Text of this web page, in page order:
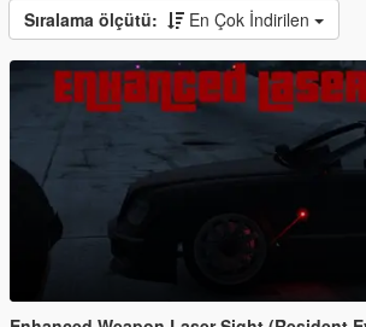
Sıralama ölçütü: En Çok İndirilen